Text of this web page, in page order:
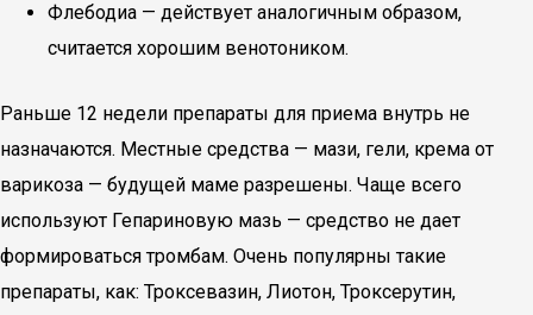
Флебодиа — действует аналогичным образом,
считается хорошим венотоником.
Раньше 12 недели препараты для приема внутрь не
назначаются. Местные средства — мази, гели, крема от
варикоза — будущей маме разрешены. Чаще всего
используют Гепариновую мазь — средство не дает
формироваться тромбам. Очень популярны такие
препараты, как: Троксевазин, Лиотон, Троксерутин,